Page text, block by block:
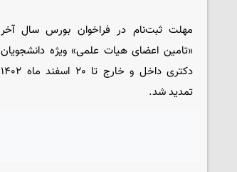
مهلت ثبت‌نام در فراخوان بورس سال آخر
«تامین اعضای هیات علمی» ویژه دانشجویان
دکتری داخل و خارج تا ۲۰ اسفند ماه ۱۴۰۲
تمدید شد.